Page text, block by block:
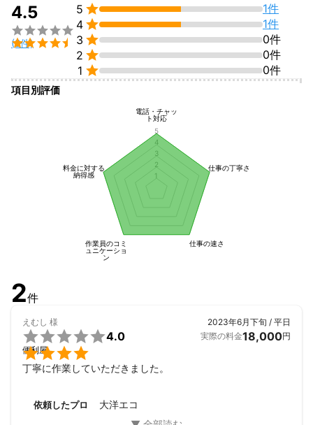
※コロナ対策について
•毎日検温を行い発熱がある者の出勤を停止
•お伺い直前アルコール消毒致します。
•マスク着用の徹底
お悩み事や、ご相談など、お気軽にお問い合わせください(^ ^)
4.5


(2件)
5 
1件
4 
1件
3 
0件
2 
0件
1  0件
項目別評価
電話・チャッ
ト対応
仕事の丁寧さ
仕事の速さ
作業員のコミ
ュニケーショ
ン
料金に対する
納得感
1
2
3
4
5
2件
えむし 様


4.0
便利屋
2023年6月下旬 / 平日
実際の料金18,000円
丁寧に作業していただきました。
依頼したプロ 大洋エコ